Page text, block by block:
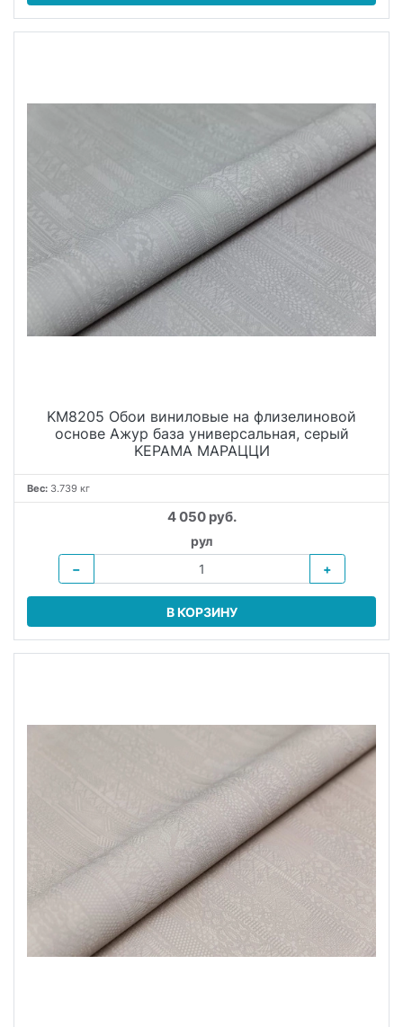
KM8205 Обои виниловые на флизелиновой
основе Ажур база универсальная, серый
KЕРАМА МАРАЦЦИ
Вес: 3.739 кг
4 050 руб.
рул
−
+
В КОРЗИНУ